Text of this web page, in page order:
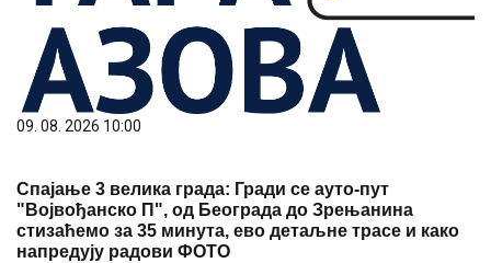
09. 08. 2026 10:00
Спајање 3 велика града: Гради се ауто-пут
"Војвођанско П", од Београда до Зрењанина
стизаћемо за 35 минута, ево детаљне трасе и како
напредују радови ФОТО